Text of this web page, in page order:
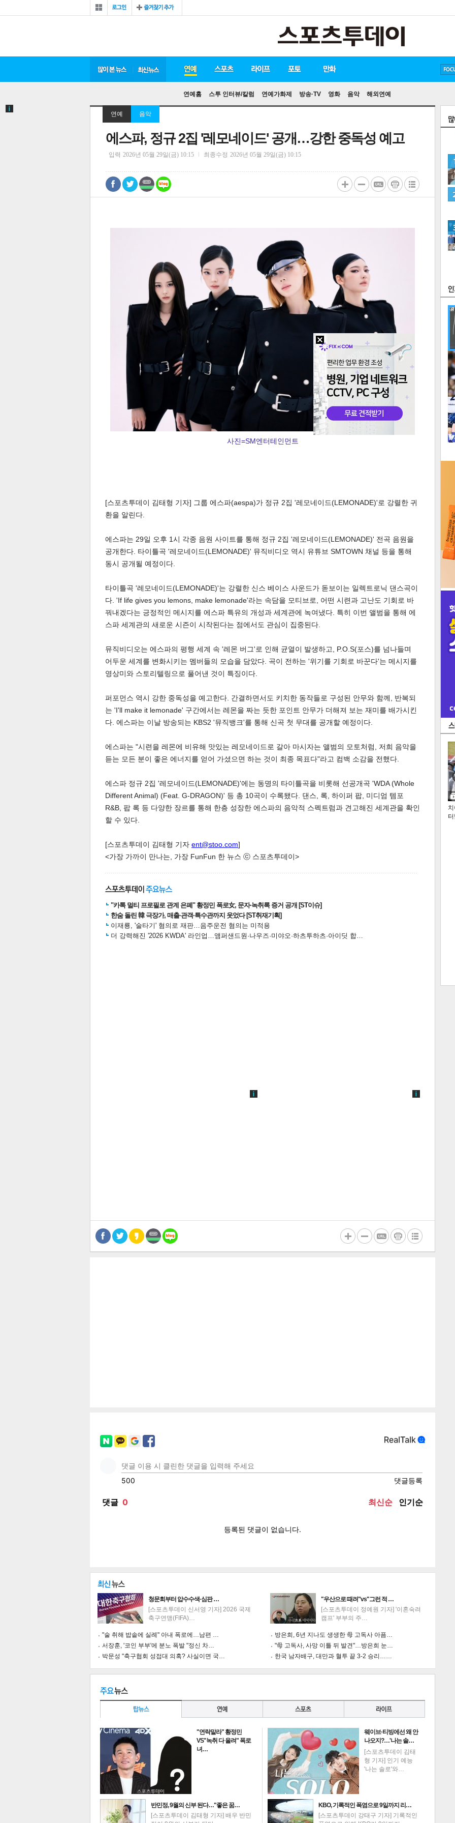
최신 뉴스 연예
연예홈 스투 인터뷰/칼럼 연예가화제 방송·TV 영화 음악 해외연예
스포츠 라이프 포토
만화
연예 음악
에스파, 정규 2집 '레모네이드' 공개…강한 중독성 예고
입력 2026년 05월 29일(금) 10:15 최종수정 2026년 05월 29일(금) 10:15
페이
스북
공유
트위
터 공
유
밴드
공유
네이
버블
댓글
달기
0
트 크 트 축
url 복
사진=SM엔터테인먼트
[스포츠투데이 김태형 기자] 그룹 에스파(aespa)가 정규 2집 '레모네이드(LEMONADE)'로 강렬한 귀
환을 알린다.
에스파는 29일 오후 1시 각종 음원 사이트를 통해 정규 2집 '레모네이드(LEMONADE)' 전곡 음원을
공개한다. 타이틀곡 '레모네이드(LEMONADE)' 뮤직비디오 역시 유튜브 SMTOWN 채널 등을 통해
동시 공개될 예정이다.
타이틀곡 '레모네이드(LEMONADE)'는 강렬한 신스 베이스 사운드가 돋보이는 일렉트로닉 댄스곡이
다. 'If life gives you lemons, make lemonade'라는 속담을 모티브로, 어떤 시련과 고난도 기회로 바
꿔내겠다는 긍정적인 메시지를 에스파 특유의 개성과 세계관에 녹여냈다. 특히 이번 앨범을 통해 에
스파 세계관의 새로운 시즌이 시작된다는 점에서도 관심이 집중된다.
뮤직비디오는 에스파의 평행 세계 속 '레몬 버그'로 인해 균열이 발생하고, P.O.S(포스)를 넘나들며
어두운 세계를 변화시키는 멤버들의 모습을 담았다. 곡이 전하는 '위기를 기회로 바꾼다'는 메시지를
영상미와 스토리텔링으로 풀어낸 것이 특징이다.
퍼포먼스 역시 강한 중독성을 예고한다. 간결하면서도 키치한 동작들로 구성된 안무와 함께, 반복되
는 'I'll make it lemonade' 구간에서는 레몬을 짜는 듯한 포인트 안무가 더해져 보는 재미를 배가시킨
다. 에스파는 이날 방송되는 KBS2 '뮤직뱅크'를 통해 신곡 첫 무대를 공개할 예정이다.
에스파는 "시련을 레몬에 비유해 맛있는 레모네이드로 갈아 마시자는 앨범의 모토처럼, 저희 음악을
듣는 모든 분이 좋은 에너지를 얻어 가셨으면 하는 것이 최종 목표다"라고 컴백 소감을 전했다.
에스파 정규 2집 '레모네이드(LEMONADE)'에는 동명의 타이틀곡을 비롯해 선공개곡 'WDA (Whole
Different Animal) (Feat. G-DRAGON)' 등 총 10곡이 수록됐다. 댄스, 록, 하이퍼 팝, 미디엄 템포
R&B, 팝 록 등 다양한 장르를 통해 한층 성장한 에스파의 음악적 스펙트럼과 견고해진 세계관을 확인
할 수 있다.
[스포츠투데이 김태형 기자 ent@stoo.com]
<가장 가까이 만나는, 가장 FunFun 한 뉴스 ⓒ 스포츠투데이>
"카톡 멀티 프로필로 관계 은폐" 황정민 폭로女, 문자·녹취록 증거 공개 [ST이슈]
한숨 돌린 韓 극장가, 매출·관객·특수관까지 웃었다 [ST취재기획]
이재룡, '술타기' 혐의로 재판…음주운전 혐의는 미적용
더 강력해진 '2026 KWDA' 라인업…앰퍼샌드원·나우즈·미야오·하츠투하츠·아이딧 합…
트위 카카 인쇄 목록
청문회부터 압수수색·심판 …
[스포츠투데이 신서영 기자] 2026 국제
축구연맹(FIFA)…
"술 취해 밥솥에 실례" 아내 폭로에…남편 …
서장훈, '코인 부부'에 분노 폭발 "정신 차…
박문성 "축구협회 성접대 의혹? 사실이면 국…
"우산으로 때려"vs"그런 적 …
[스포츠투데이 정예원 기자] '이혼숙려
캠프' 부부의 주…
방은희, 6년 지나도 생생한 母 고독사 아픔…
"母 고독사, 사망 이틀 뒤 발견"…방은희 눈…
한국 남자배구, 대만과 혈투 끝 3-2 승리……
"연락말라" 황정민
VS"녹취 다 올려" 폭로
녀…
반민정, 9월의 신부 된다…"좋은 꿈…
[스포츠투데이 김태형 기자] 배우 반민
웨이브·티빙에선 왜 안
나오지?…'나는 솔…
[스포츠투데이 김태
형 기자] 인기 예능
'나는 솔로'와…
KBO, 기록적인 폭염으로 9일까지 리…
[스포츠투데이 강태구 기자] 기록적인
연예
2